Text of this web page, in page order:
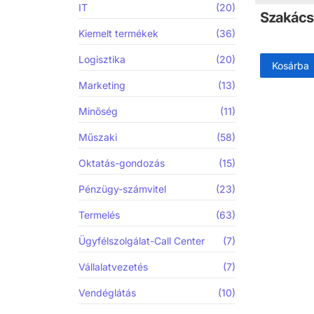
IT (20)
Kiemelt termékek (36)
Logisztika (20)
Marketing (13)
Minőség (11)
Műszaki (58)
Oktatás-gondozás (15)
Pénzügy-számvitel (23)
Termelés (63)
Ügyfélszolgálat-Call Center (7)
Vállalatvezetés (7)
Vendéglátás (10)
Kosárba